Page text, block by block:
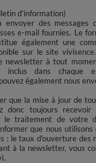
d’information)
envoyer des messages
e-mail fournies. Le
également une
sur le site
newsletter à tout
» inclus dans
également nous
que la mise à jour de
donc toujours recevoir
le traitement de votre
que nous
: le taux d'ouverture des
à la newsletter, vous